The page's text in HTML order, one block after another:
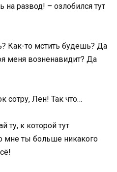
на развод! – озлобился тут
Как-то мстить будешь? Да
меня возненавидит? Да
сотру, Лен! Так что…
ту, к которой тут
мне ты больше никакого